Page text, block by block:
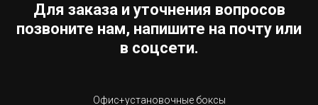
Для заказа и уточнения вопросов
позвоните нам, напишите на почту или
в соцсети.
Офис+установочные боксы